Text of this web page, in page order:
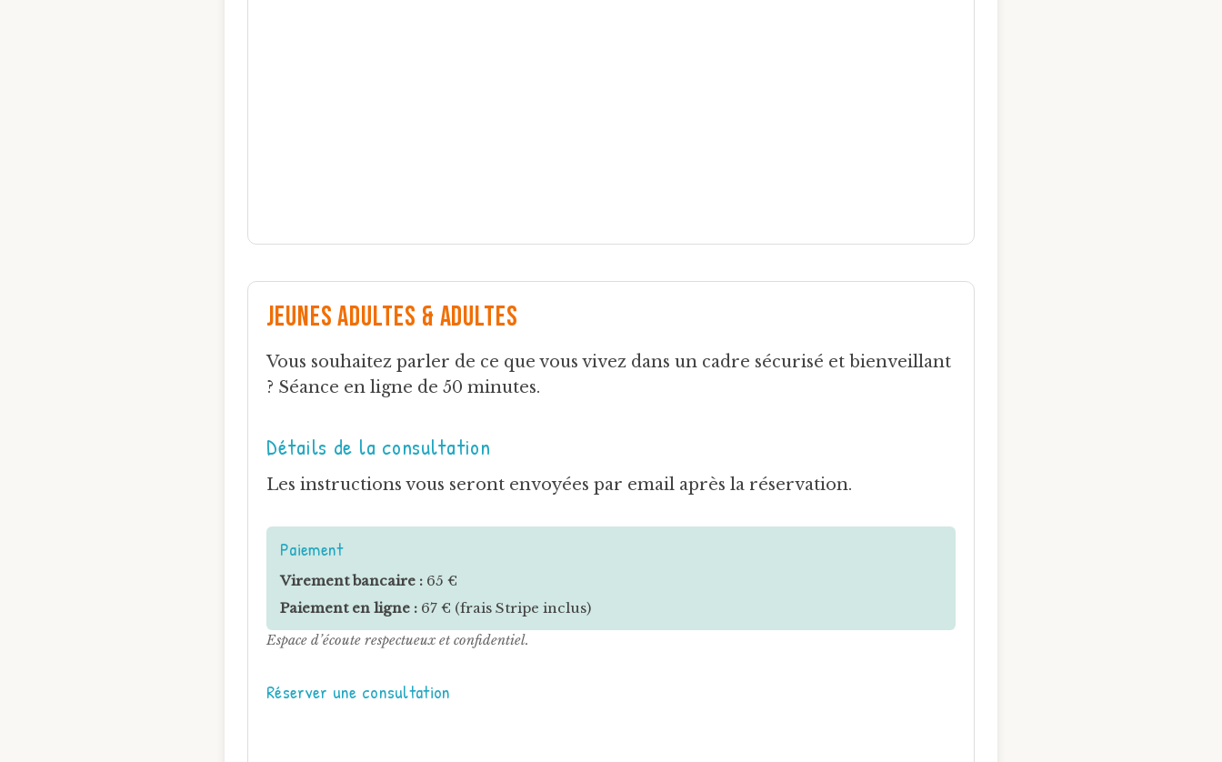
Jeunes Adultes & Adultes
Vous souhaitez parler de ce que vous vivez dans un cadre sécurisé et bienveillant
? Séance en ligne de 50 minutes.
Détails de la consultation
Les instructions vous seront envoyées par email après la réservation.
Paiement
Virement bancaire : 65 €
Paiement en ligne : 67 € (frais Stripe inclus)
Espace d’écoute respectueux et confidentiel.
Réserver une consultation